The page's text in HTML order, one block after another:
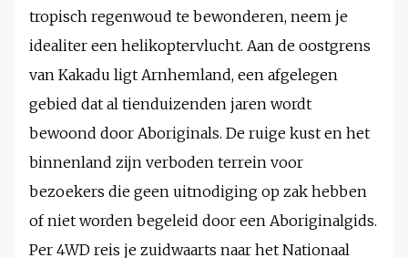
tropisch regenwoud te bewonderen, neem je
idealiter een helikoptervlucht. Aan de oostgrens
van Kakadu ligt Arnhemland, een afgelegen
gebied dat al tienduizenden jaren wordt
bewoond door Aboriginals. De ruige kust en het
binnenland zijn verboden terrein voor
bezoekers die geen uitnodiging op zak hebben
of niet worden begeleid door een Aboriginalgids.
Per 4WD reis je zuidwaarts naar het Nationaal